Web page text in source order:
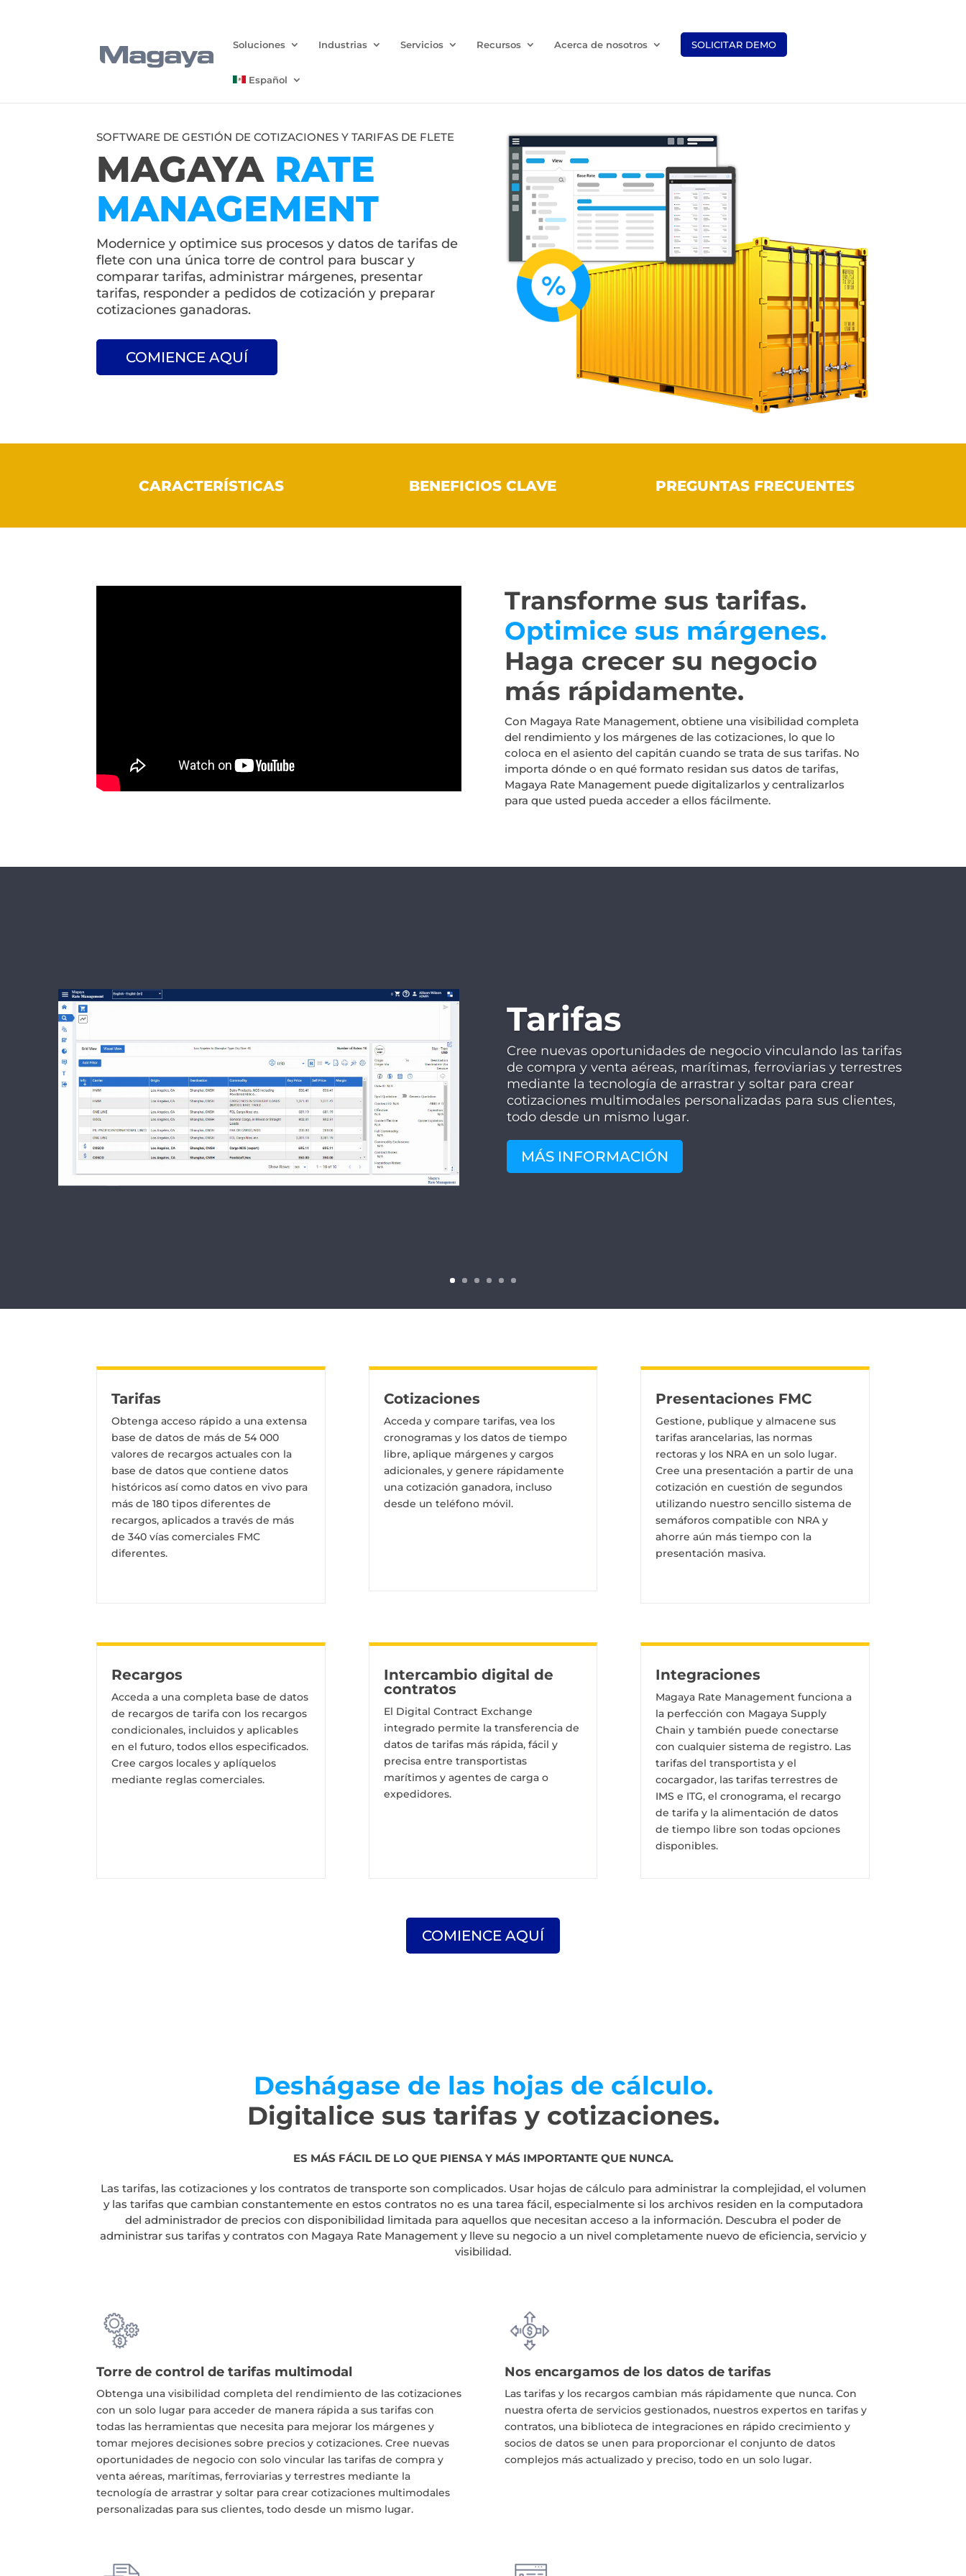
Soluciones Industrias Servicios Recursos Acerca de nosotros SOLICITAR DEMO
Español
SOFTWARE DE GESTIÓN DE COTIZACIONES Y TARIFAS DE FLETE
MAGAYA RATE
MANAGEMENT
Modernice y optimice sus procesos y datos de tarifas de
flete con una única torre de control para buscar y
comparar tarifas, administrar márgenes, presentar
tarifas, responder a pedidos de cotización y preparar
cotizaciones ganadoras.
COMIENCE AQUÍ
CARACTERÍSTICAS BENEFICIOS CLAVE PREGUNTAS FRECUENTES
Transforme sus tarifas.
Optimice sus márgenes.
Haga crecer su negocio
más rápidamente.
Con Magaya Rate Management, obtiene una visibilidad completa
del rendimiento y los márgenes de las cotizaciones, lo que lo
coloca en el asiento del capitán cuando se trata de sus tarifas. No
importa dónde o en qué formato residan sus datos de tarifas,
Magaya Rate Management puede digitalizarlos y centralizarlos
para que usted pueda acceder a ellos fácilmente.
Tarifas
Cree nuevas oportunidades de negocio vinculando las tarifas
de compra y venta aéreas, marítimas, ferroviarias y terrestres
mediante la tecnología de arrastrar y soltar para crear
cotizaciones multimodales personalizadas para sus clientes,
todo desde un mismo lugar.
MÁS INFORMACIÓN
Tarifas
Obtenga acceso rápido a una extensa
base de datos de más de 54 000
valores de recargos actuales con la
base de datos que contiene datos
históricos así como datos en vivo para
más de 180 tipos diferentes de
recargos, aplicados a través de más
de 340 vías comerciales FMC
diferentes.
Cotizaciones
Acceda y compare tarifas, vea los
cronogramas y los datos de tiempo
libre, aplique márgenes y cargos
adicionales, y genere rápidamente
una cotización ganadora, incluso
desde un teléfono móvil.
Presentaciones FMC
Gestione, publique y almacene sus
tarifas arancelarias, las normas
rectoras y los NRA en un solo lugar.
Cree una presentación a partir de una
cotización en cuestión de segundos
utilizando nuestro sencillo sistema de
semáforos compatible con NRA y
ahorre aún más tiempo con la
presentación masiva.
Recargos
Acceda a una completa base de datos
de recargos de tarifa con los recargos
condicionales, incluidos y aplicables
en el futuro, todos ellos especificados.
Cree cargos locales y aplíquelos
mediante reglas comerciales.
Intercambio digital de
contratos
El Digital Contract Exchange
integrado permite la transferencia de
datos de tarifas más rápida, fácil y
precisa entre transportistas
marítimos y agentes de carga o
expedidores.
Integraciones
Magaya Rate Management funciona a
la perfección con Magaya Supply
Chain y también puede conectarse
con cualquier sistema de registro. Las
tarifas del transportista y el
cocargador, las tarifas terrestres de
IMS e ITG, el cronograma, el recargo
de tarifa y la alimentación de datos
de tiempo libre son todas opciones
disponibles.
COMIENCE AQUÍ
Deshágase de las hojas de cálculo.
Digitalice sus tarifas y cotizaciones.
ES MÁS FÁCIL DE LO QUE PIENSA Y MÁS IMPORTANTE QUE NUNCA.
Las tarifas, las cotizaciones y los contratos de transporte son complicados. Usar hojas de cálculo para administrar la complejidad, el volumen
y las tarifas que cambian constantemente en estos contratos no es una tarea fácil, especialmente si los archivos residen en la computadora
del administrador de precios con disponibilidad limitada para aquellos que necesitan acceso a la información. Descubra el poder de
administrar sus tarifas y contratos con Magaya Rate Management y lleve su negocio a un nivel completamente nuevo de eficiencia, servicio y
visibilidad.
Torre de control de tarifas multimodal
Obtenga una visibilidad completa del rendimiento de las cotizaciones
con un solo lugar para acceder de manera rápida a sus tarifas con
todas las herramientas que necesita para mejorar los márgenes y
tomar mejores decisiones sobre precios y cotizaciones. Cree nuevas
oportunidades de negocio con solo vincular las tarifas de compra y
venta aéreas, marítimas, ferroviarias y terrestres mediante la
tecnología de arrastrar y soltar para crear cotizaciones multimodales
personalizadas para sus clientes, todo desde un mismo lugar.
Nos encargamos de los datos de tarifas
Las tarifas y los recargos cambian más rápidamente que nunca. Con
nuestra oferta de servicios gestionados, nuestros expertos en tarifas y
contratos, una biblioteca de integraciones en rápido crecimiento y
socios de datos se unen para proporcionar el conjunto de datos
complejos más actualizado y preciso, todo en un solo lugar.